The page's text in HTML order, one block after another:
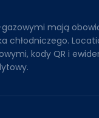
mają
chłodniczego.
kody QR i